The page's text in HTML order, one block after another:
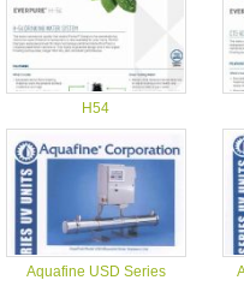
H54
Aquafine USD Series